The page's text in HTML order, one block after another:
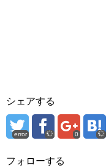
シェアする
error 0
フォローする